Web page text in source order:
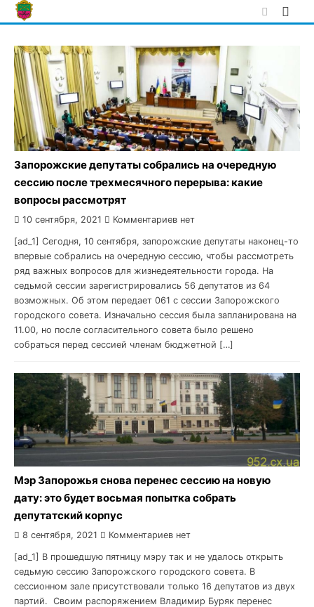
Skip
to
Запорожские депутаты собрались на очередную
сессию после трехмесячного перерыва: какие
вопросы рассмотрят
10 сентября, 2021 Комментариев нет
[ad_1] Сегодня, 10 сентября, запорожские депутаты наконец-то
впервые собрались на очередную сессию, чтобы рассмотреть
ряд важных вопросов для жизнедеятельности города. На
седьмой сессии зарегистрировались 56 депутатов из 64
возможных. Об этом передает 061 с сессии Запорожского
городского совета. Изначально сессия была запланирована на
11.00, но после согласительного совета было решено
собраться перед сессией членам бюджетной […]
Мэр Запорожья снова перенес сессию на новую
дату: это будет восьмая попытка собрать
депутатский корпус
8 сентября, 2021 Комментариев нет
[ad_1] В прошедшую пятницу мэру так и не удалось открыть
седьмую сессию Запорожского городского совета. В
сессионном зале присутствовали только 16 депутатов из двух
партий. Своим распоряжением Владимир Буряк перенес